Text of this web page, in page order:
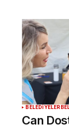
BELEDİYELER
Can